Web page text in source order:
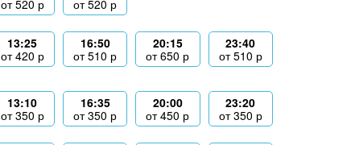
от520 р
от520 р
13:25
от420 р
16:50
от510 р
20:15
от650 р
23:40
от510 р
13:10
от350 р
16:35
от350 р
20:00
от450 р
23:20
от350 р